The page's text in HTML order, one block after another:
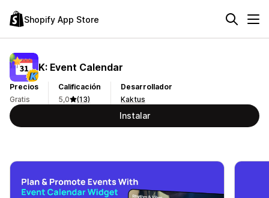
Shopify App Store
K: Event Calendar
Precios
Gratis
Calificación
5,0
(13)
Desarrollador
Kaktus
Instalar